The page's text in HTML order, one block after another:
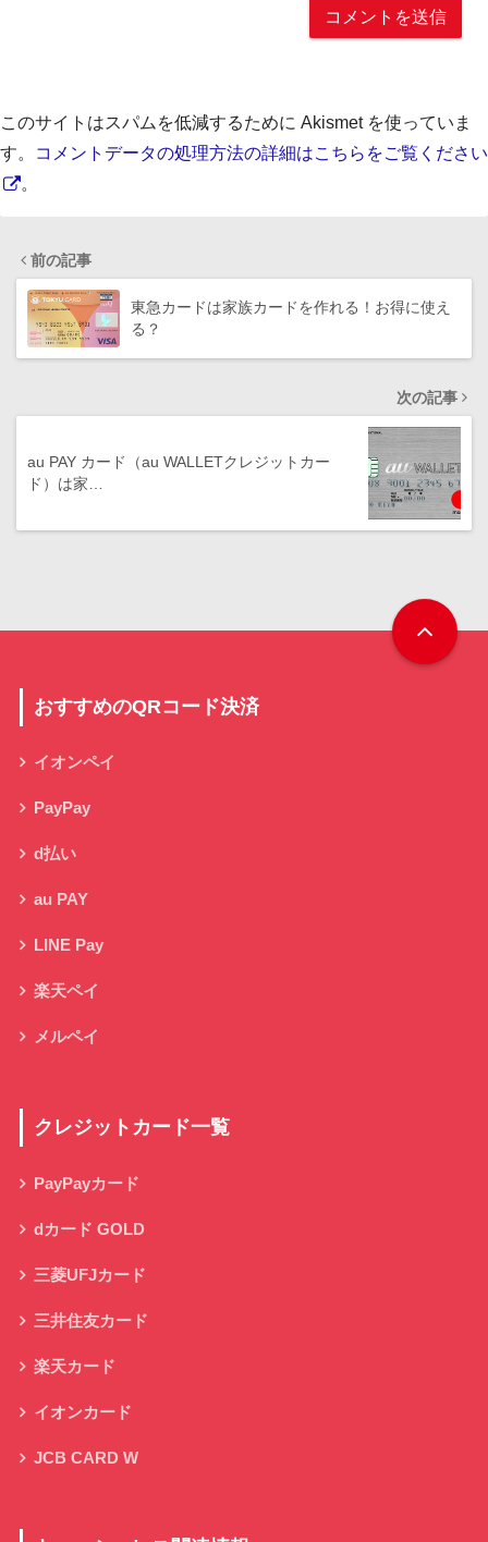
このサイトはスパムを低減するために Akismet を使っていま
す。
コメントデータの処理方法の詳細はこちらをご覧ください
。
前の記事
東急カードは家族カードを作れる！お得に使え
る？
次の記事
au PAY カード（au WALLETクレジットカー
ド）は家…
おすすめのQRコード決済
イオンペイ
PayPay
d払い
au PAY
LINE Pay
楽天ペイ
メルペイ
クレジットカード一覧
PayPayカード
dカード GOLD
三菱UFJカード
三井住友カード
楽天カード
イオンカード
JCB CARD W